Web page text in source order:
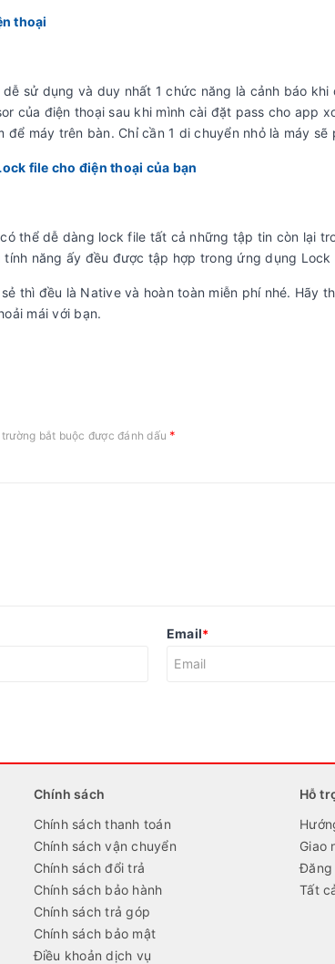
thoại
sử dụng và duy nhất 1 chức năng là cảnh báo
của điện thoại sau khi mình cài đặt pass cho app
để máy trên bàn. Chỉ cần 1 di chuyển nhỏ là máy sẽ
file cho điện thoại của bạn
thể dễ dàng lock file tất cả những tập tin còn lại
năng ấy đều được tập hợp trong ứng dụng Lock
thì đều là Native và hoàn toàn miễn phí nhé. Hãy
mái với bạn.
bắt buộc được đánh dấu *
Email*
Chính sách
Chính sách thanh toán
Chính sách vận chuyển
Chính sách đổi trả
Chính sách bảo hành
Chính sách trả góp
Chính sách bảo mật
Điều khoản dịch vụ
Hỗ
Giao
Đăng
Tất